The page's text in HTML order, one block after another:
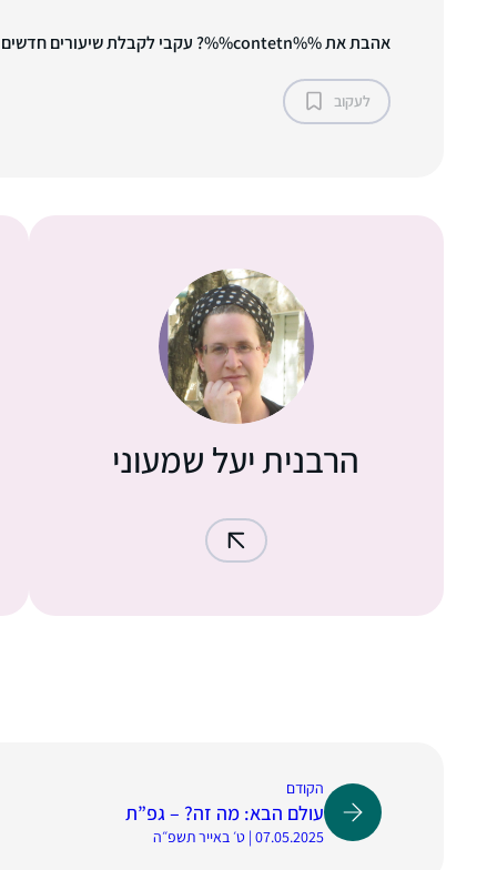
אהבת את %%contetn%%? עקבי לקבלת שיעורים חדשים!
לעקוב
הרבנית יעל שמעוני
הקודם
עולם הבא: מה זה? – גפ”ת
07.05.2025 | ט׳ באייר תשפ״ה